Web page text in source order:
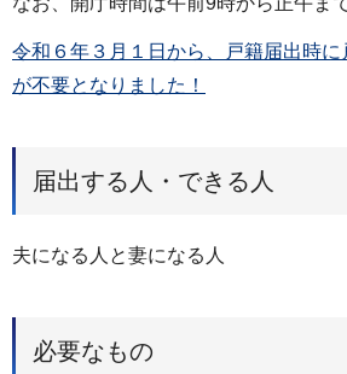
令和６年３月１日から、戸籍届出時
が不要となりました！
届出する人・できる人
夫になる人と妻になる人
必要なもの